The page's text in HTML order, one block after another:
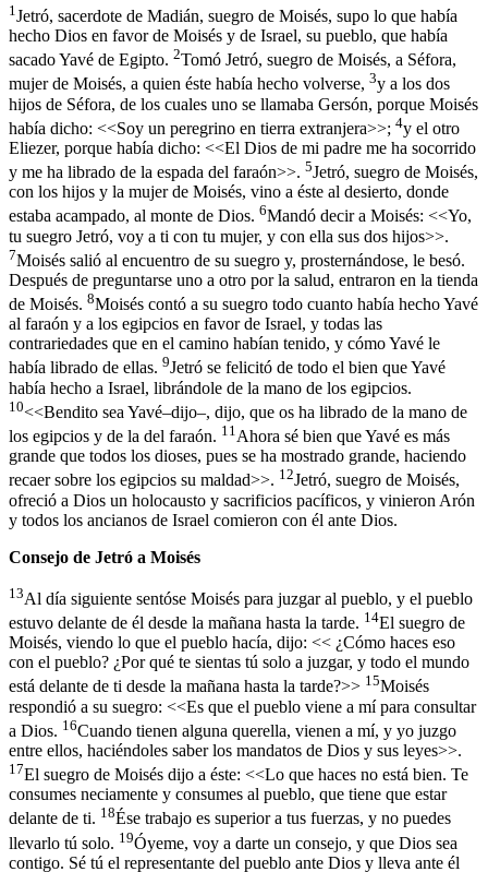
1 Jetró, sacerdote de Madián, suegro de Moisés, supo lo que había
hecho Dios en favor de Moisés y de Israel, su pueblo, que había
sacado Yavé de Egipto. 2Tomó Jetró, suegro de Moisés, a Séfora,
mujer de Moisés, a quien éste había hecho volverse, 3y a los dos
hijos de Séfora, de los cuales uno se llamaba Gersón, porque Moisés
había dicho: <<Soy un peregrino en tierra extranjera>>; 4y el otro
Eliezer, porque había dicho: <<El Dios de mi padre me ha socorrido
y me ha librado de la espada del faraón>>. 5Jetró, suegro de Moisés,
con los hijos y la mujer de Moisés, vino a éste al desierto, donde
estaba acampado, al monte de Dios. 6Mandó decir a Moisés: <<Yo,
tu suegro Jetró, voy a ti con tu mujer, y con ella sus dos hijos>>.
7Moisés salió al encuentro de su suegro y, prosternándose, le besó.
Después de preguntarse uno a otro por la salud, entraron en la tienda
de Moisés. 8Moisés contó a su suegro todo cuanto había hecho Yavé
al faraón y a los egipcios en favor de Israel, y todas las
contrariedades que en el camino habían tenido, y cómo Yavé le
había librado de ellas. 9Jetró se felicitó de todo el bien que Yavé
había hecho a Israel, librándole de la mano de los egipcios.
10<<Bendito sea Yavé–dijo–, dijo, que os ha librado de la mano de
los egipcios y de la del faraón. 11Ahora sé bien que Yavé es más
grande que todos los dioses, pues se ha mostrado grande, haciendo
recaer sobre los egipcios su maldad>>. 12Jetró, suegro de Moisés,
ofreció a Dios un holocausto y sacrificios pacíficos, y vinieron Arón
y todos los ancianos de Israel comieron con él ante Dios.
Consejo de Jetró a Moisés
13Al día siguiente sentóse Moisés para juzgar al pueblo, y el pueblo
estuvo delante de él desde la mañana hasta la tarde. 14El suegro de
Moisés, viendo lo que el pueblo hacía, dijo: << ¿Cómo haces eso
con el pueblo? ¿Por qué te sientas tú solo a juzgar, y todo el mundo
está delante de ti desde la mañana hasta la tarde?>> 15Moisés
respondió a su suegro: <<Es que el pueblo viene a mí para consultar
a Dios. 16Cuando tienen alguna querella, vienen a mí, y yo juzgo
entre ellos, haciéndoles saber los mandatos de Dios y sus leyes>>.
17El suegro de Moisés dijo a éste: <<Lo que haces no está bien. Te
consumes neciamente y consumes al pueblo, que tiene que estar
delante de ti. 18Ése trabajo es superior a tus fuerzas, y no puedes
llevarlo tú solo. 19Óyeme, voy a darte un consejo, y que Dios sea
contigo. Sé tú el representante del pueblo ante Dios y lleva ante él